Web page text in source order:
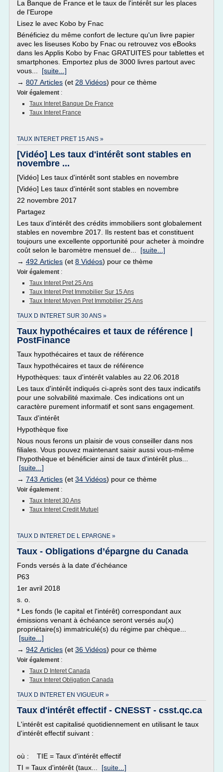
La Banque de France et le taux de l'intérêt sur les places
de l'Europe
Lisez le avec Kobo by Fnac
Bénéficiez du même confort de lecture qu'un livre papier
avec les liseuses Kobo by Fnac ou retrouvez vos eBooks
dans les Applis Kobo by Fnac GRATUITES pour tablettes et
smartphones. Emportez plus de 3000 livres partout avec
vous... [suite...]
→ 807 Articles (et 28 Vidéos) pour ce thème
Voir également :
Taux Interet Banque De France
Taux Interet France
TAUX INTERET PRET 15 ANS »
[Vidéo] Les taux d'intérêt sont stables en
novembre ...
[Vidéo] Les taux d'intérêt sont stables en novembre
[Vidéo] Les taux d'intérêt sont stables en novembre
22 novembre 2017
Partagez
Les taux d'intérêt des crédits immobiliers sont globalement
stables en novembre 2017. Ils restent bas et constituent
toujours une excellente opportunité pour acheter à moindre
coût selon le baromètre mensuel de... [suite...]
→ 492 Articles (et 8 Vidéos) pour ce thème
Voir également :
Taux Interet Pret 25 Ans
Taux Interet Pret Immobilier Sur 15 Ans
Taux Interet Moyen Pret Immobilier 25 Ans
TAUX D INTERET SUR 30 ANS »
Taux hypothécaires et taux de référence |
PostFinance
Taux hypothécaires et taux de référence
Taux hypothécaires et taux de référence
Hypothèques: taux d'intérêt valables au 22.06.2018
Les taux d'intérêt indiqués ci-après sont des taux indicatifs
pour une solvabilité maximale. Ces indications ont un
caractère purement informatif et sont sans engagement.
Taux d'intérêt
Hypothèque fixe
Nous nous ferons un plaisir de vous conseiller dans nos
filiales. Vous pouvez maintenant saisir aussi vous-même
l'hypothèque et bénéficier ainsi de taux d'intérêt plus...
[suite...]
→ 743 Articles (et 34 Vidéos) pour ce thème
Voir également :
Taux Interet 30 Ans
Taux Interet Credit Mutuel
TAUX D INTERET DE L EPARGNE »
Taux - Obligations d’épargne du Canada
Fonds versés à la date d'échéance
P63
1er avril 2018
s. o.
* Les fonds (le capital et l'intérêt) correspondant aux
émissions venant à échéance seront versés au(x)
propriétaire(s) immatriculé(s) du régime par chèque...
[suite...]
→ 942 Articles (et 36 Vidéos) pour ce thème
Voir également :
Taux D Interet Canada
Taux Interet Obligation Canada
TAUX D INTERET EN VIGUEUR »
Taux d'intérêt effectif - CNESST - csst.qc.ca
L'intérêt est capitalisé quotidiennement en utilisant le taux
d'intérêt effectif suivant :
où : TIE = Taux d'intérêt effectif
TI = Taux d'intérêt (taux... [suite...]